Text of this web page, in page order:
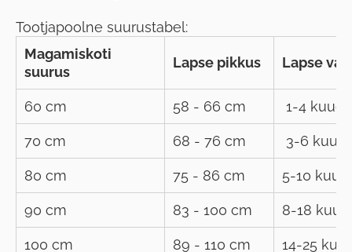
Tootjapoolne suurustabel:
Magamiskoti
suurus
Lapse pikkus Lapse
60 cm 58 - 66 cm 1-4 kuud
70 cm 68 - 76 cm 3-6 kuud
80 cm 75 - 86 cm 5-10 kuud
90 cm 83 - 100 cm 8-18 kuud
100 cm 89 - 110 cm 14-25